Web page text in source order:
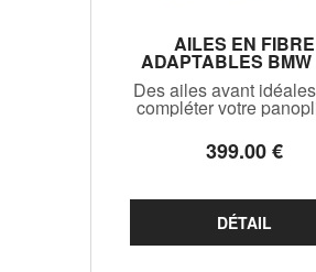
AILES EN FIBRE
ADAPTABLES BMW
(1982/1994)
Des ailes avant
compléter votre
drifter, légères à
modeles au
lors de votre
399.00€